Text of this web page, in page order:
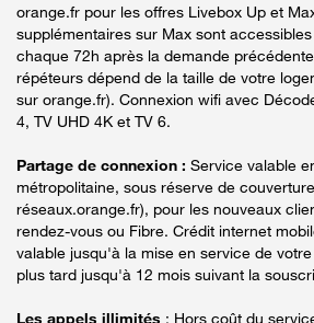
orange.fr pour les offres Livebox Up et
supplémentaires sur Max sont
chaque 72h après la demande
répéteurs dépend de la taille de votre
sur orange.fr). Connexion wifi avec
4, TV UHD 4K et TV 6.
Partage de connexion : Service valable
métropolitaine, sous réserve de
réseaux.orange.fr), pour les nouveaux
rendez-vous ou Fibre. Crédit internet
valable jusqu'à la mise en service de
plus tard jusqu'à 12 mois suivant la
Les appels illimités : Hors coût du